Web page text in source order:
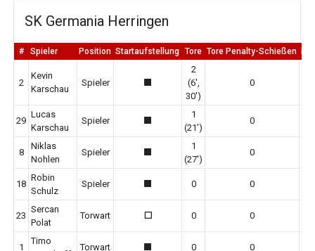
SK Germania Herringen
# Spieler Position Startaufstellung Tore Tore Penalty-Schießen
2
Kevin
Karschau
Spieler 1
2
(6',
30')
0
29
Lucas
Karschau
Spieler 1
1
(21')
0
8
Niklas
Nohlen
Spieler 1
1
(27')
0
18
Robin
Schulz
Spieler 1 0 0
23
Sercan
Polat
Torwart 0 0 0
1
Timo
Torwart 1 0 0